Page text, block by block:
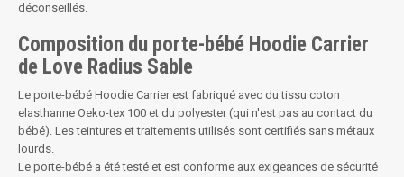
déconseillés.
Composition du porte-bébé Hoodie Carrier
de Love Radius Sable
​Le porte-bébé Hoodie Carrier est fabriqué avec du tissu coton
elasthanne Oeko-tex 100 et du polyester (qui n'est pas au contact du
bébé). Les teintures et traitements utilisés sont certifiés sans métaux
lourds.
Le porte-bébé a été testé et est conforme aux exigeances de sécurité